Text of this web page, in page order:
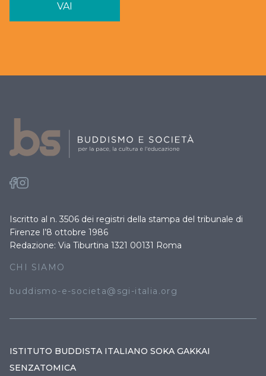
VAI
Iscritto al n. 3506 dei registri della stampa del tribunale di
Firenze l’8 ottobre 1986
Redazione: Via Tiburtina 1321 00131 Roma
CHI SIAMO
buddismo-e-societa@sgi-italia.org
ISTITUTO BUDDISTA ITALIANO SOKA GAKKAI
SENZATOMICA